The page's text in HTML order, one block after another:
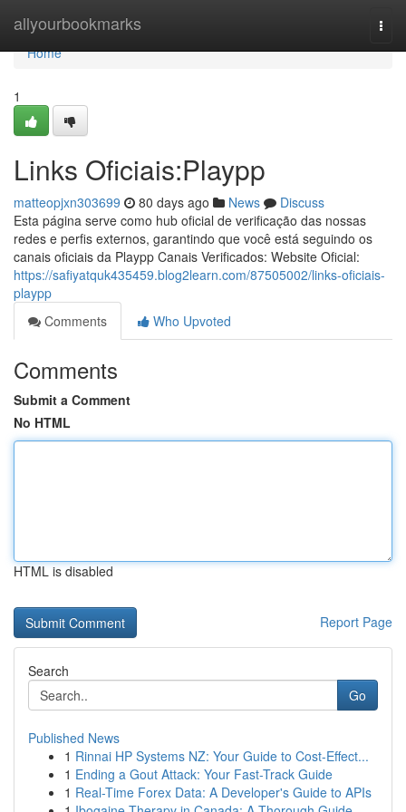
allyourbookmarks
Home
Home
1
Links Oficiais:Playpp
matteopjxn303699 80 days ago News
Discuss
Esta página serve como hub oficial de verificação das nossas
redes e perfis externos, garantindo que você está seguindo os
canais oficiais da Playpp Canais Verificados: Website Oficial:
https://safiyatquk435459.blog2learn.com/87505002/links-oficiais-
playpp
Comments
Who Upvoted
Comments
Submit a Comment
No HTML
HTML is disabled
Report Page
Search
Go
Published News
1 Rinnai HP Systems NZ: Your Guide to Cost-Effect...
1 Ending a Gout Attack: Your Fast-Track Guide
1 Real-Time Forex Data: A Developer's Guide to APIs